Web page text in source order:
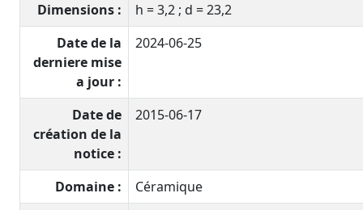
Dimensions :
h = 3,2 ; d = 23,2
Date de la
derniere mise
a jour :
2024-06-25
Date de
création de la
notice :
2015-06-17
Domaine :
Céramique